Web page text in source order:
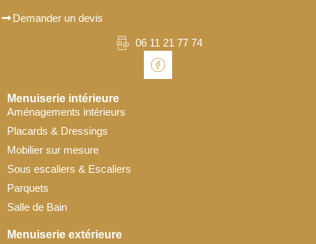
Demander un devis
06 11 21 77 74
Menuiserie intérieure
Aménagements intérieurs
Placards & Dressings
Mobilier sur mesure
Sous escaliers & Escaliers
Parquets
Salle de Bain
Menuiserie extérieure